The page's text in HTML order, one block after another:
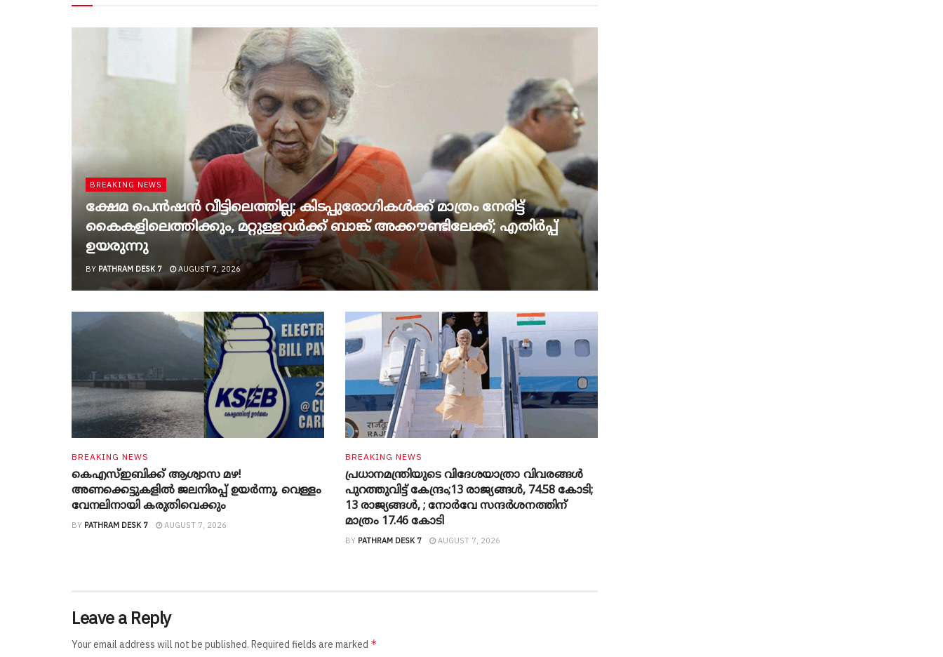
BREAKING NEWS
ക്ഷേമ പെൻഷൻ വീട്ടിലെത്തില്ല; കിടപ്പുരോഗികൾക്ക് മാത്രം നേരിട്ട്
കൈകളിലെത്തിക്കും, മറ്റുള്ളവർക്ക് ബാങ്ക് അക്കൗണ്ടിലേക്ക്; എതിർപ്പ്
ഉയരുന്നു
BY PATHRAM DESK 7 AUGUST 7, 2026
BREAKING NEWS
കെഎസ്ഇബിക്ക് ആശ്വാസ മഴ!
അണക്കെട്ടുകളിൽ ജലനിരപ്പ് ഉയർന്നു, വെള്ളം
വേനലിനായി കരുതിവെക്കും
BY PATHRAM DESK 7 AUGUST 7, 2026
BREAKING NEWS
പ്രധാനമന്ത്രിയുടെ വിദേശയാത്രാ വിവരങ്ങൾ
പുറത്തുവിട്ട് കേന്ദ്രം;13 രാജ്യങ്ങൾ, 74.58 കോടി;
13 രാജ്യങ്ങൾ, ; നോർവേ സന്ദർശനത്തിന്
മാത്രം 17.46 കോടി
BY PATHRAM DESK 7 AUGUST 7, 2026
Leave a Reply
Your email address will not be published. Required fields are marked *